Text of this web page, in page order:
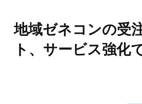
地域ゼネコンの受
ト、サービス強化